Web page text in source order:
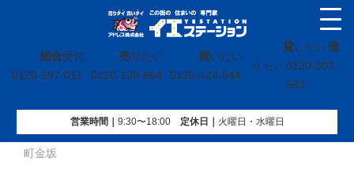
総合受付
0120-297-011
売りたい
0120-139-664
買いたい
0120-424-544
貸し たい 借
り たい 0120-302-
563
営業時間｜ 9:30〜18:00定休⽇｜ 火曜⽇・水曜⽇
イエステーション»売買実績»戸建»福島県いわき市内郷宮
町金坂